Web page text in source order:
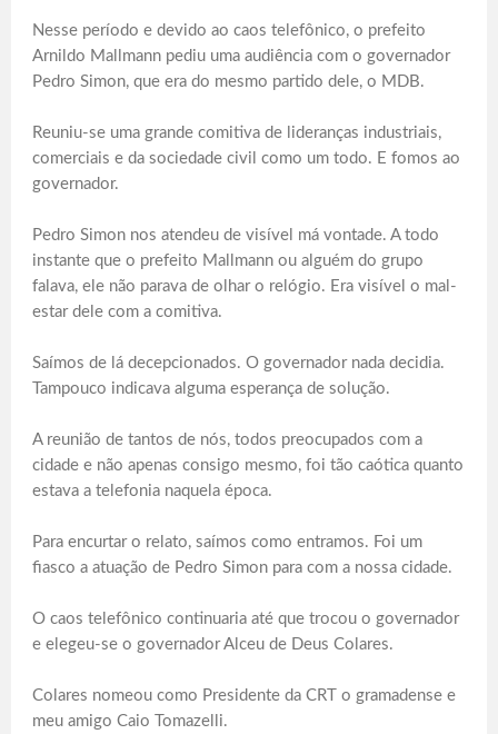
Nesse período e devido ao caos telefônico, o prefeito
Arnildo Mallmann pediu uma audiência com o governador
Pedro Simon, que era do mesmo partido dele, o MDB.
Reuniu-se uma grande comitiva de lideranças industriais,
comerciais e da sociedade civil como um todo. E fomos ao
governador.
Pedro Simon nos atendeu de visível má vontade. A todo
instante que o prefeito Mallmann ou alguém do grupo
falava, ele não parava de olhar o relógio. Era visível o mal-
estar dele com a comitiva.
Saímos de lá decepcionados. O governador nada decidia.
Tampouco indicava alguma esperança de solução.
A reunião de tantos de nós, todos preocupados com a
cidade e não apenas consigo mesmo, foi tão caótica quanto
estava a telefonia naquela época.
Para encurtar o relato, saímos como entramos. Foi um
fiasco a atuação de Pedro Simon para com a nossa cidade.
O caos telefônico continuaria até que trocou o governador
e elegeu-se o governador Alceu de Deus Colares.
Colares nomeou como Presidente da CRT o gramadense e
meu amigo Caio Tomazelli.